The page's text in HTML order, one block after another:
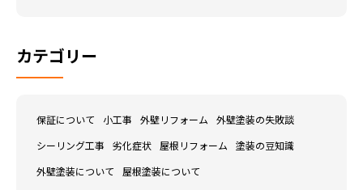
カテゴリー
保証について 小工事 外壁リフォーム 外壁塗装の失敗談
シーリング工事 劣化症状 屋根リフォーム 塗装の豆知識
外壁塗装について 屋根塗装について